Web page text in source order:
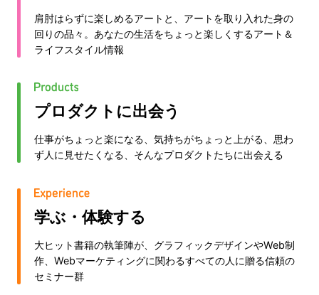
肩肘はらずに楽しめるアートと、アートを取り入れた身の
回りの品々。あなたの生活をちょっと楽しくするアート＆
ライフスタイル情報
プロダクトに出会う
仕事がちょっと楽になる、気持ちがちょっと上がる、思わ
ず人に見せたくなる、そんなプロダクトたちに出会える
学ぶ・体験する
大ヒット書籍の執筆陣が、グラフィックデザインやWeb制
作、Webマーケティングに関わるすべての人に贈る信頼の
セミナー群